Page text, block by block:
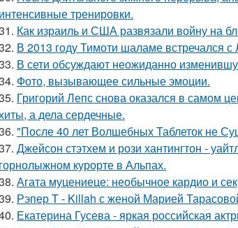
интенсивные тренировки.
Как израиль и США развязали войну на
В 2013 году Тимоти шаламе встречался
В сети обсуждают неожиданно
Фото, вызывающее сильные эмоции.
Григорий Лепс снова оказался в самом
а дела сердечные.
"После 40 лет Волшебных Таблеток не
Джейсон стэтхем и рози хантингтон -
горнолыжном курорте в Альпах.
Агата муцениеце: необычное кардио и
Рэпер T - Killah с женой Марией
Екатерина Гусева - яркая российская